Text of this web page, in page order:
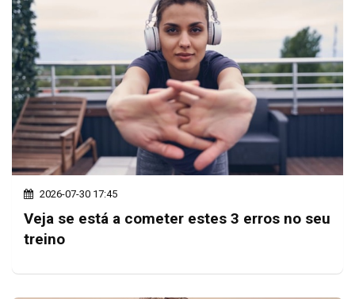
2026-07-30 17:45
Veja se está a cometer estes 3 erros no seu
treino